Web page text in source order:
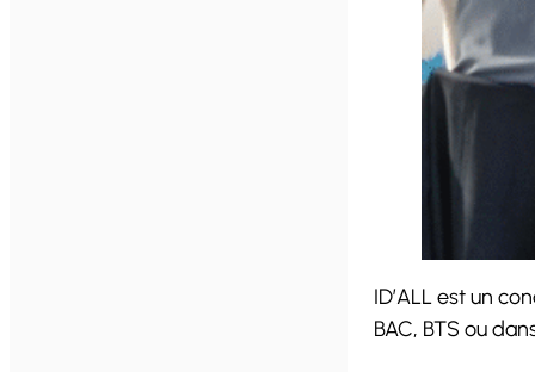
ID’ALL est un
BAC, BTS ou